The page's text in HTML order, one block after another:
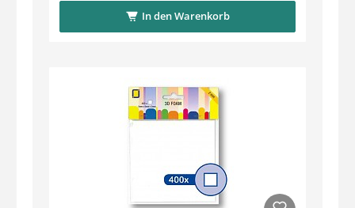
In den Warenkorb